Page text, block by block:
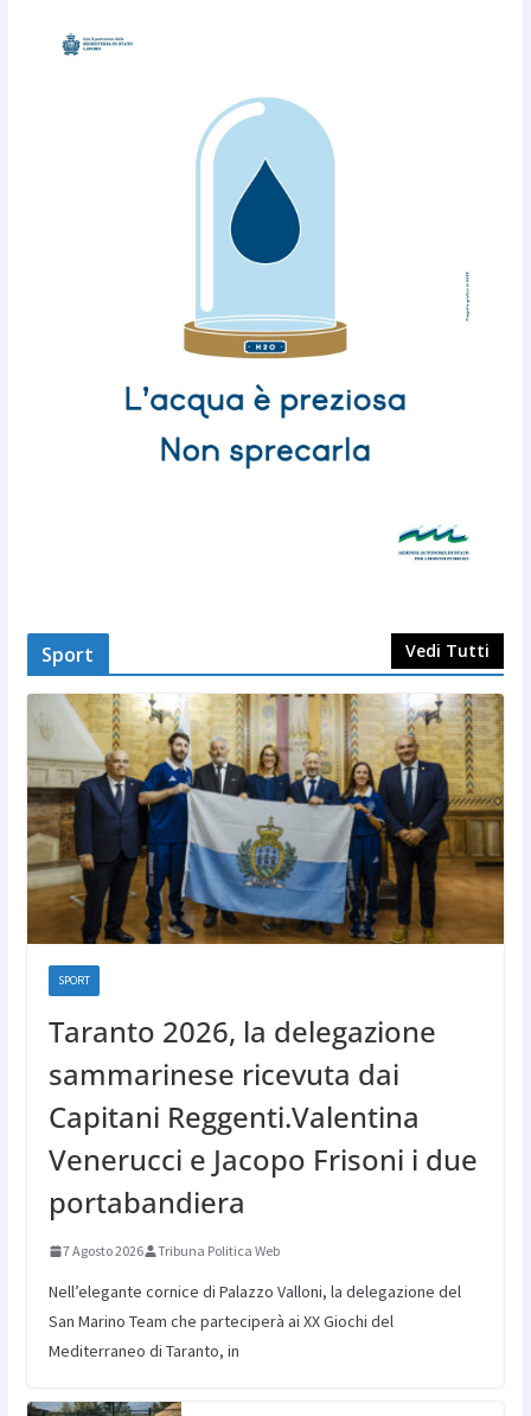
Sport Vedi Tutti
SPORT
Taranto 2026, la delegazione
sammarinese ricevuta dai
Capitani Reggenti.Valentina
Venerucci e Jacopo Frisoni i due
portabandiera
7 Agosto 2026 Tribuna Politica Web
Nell’elegante cornice di Palazzo Valloni, la delegazione del
San Marino Team che parteciperà ai XX Giochi del
Mediterraneo di Taranto, in